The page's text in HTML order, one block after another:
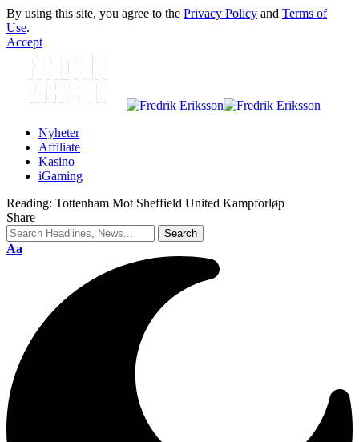
By using this site, you agree to the Privacy Policy and Terms of
Use.
Accept
Nyheter
Affiliate
Kasino
iGaming
Reading: Tottenham Mot Sheffield United Kampforløp
Share
Aa